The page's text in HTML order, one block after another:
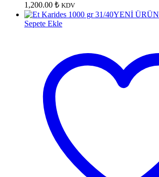
1,200.00 ₺ KDV
YENİ ÜRÜN
Sepete Ekle